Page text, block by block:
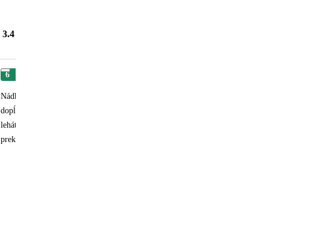
3.4
6
Nádherný hotel s vynikajúcimi službami, prekrásnou plážou a skvelým personálom. Izby a
dopĺňaný, izba stále krásne poupratovaná. Personál neskutočne milý, stále nápomocný. pláž
lehátok. Strava vynikajúca či na pláži či v reštaurácií. areál hotela prekrásny, taktiež všetko
prekrásnom hotely.